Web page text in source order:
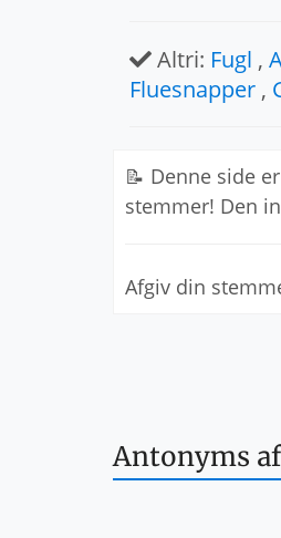
Altri: Fugl ,
Fluesnapper ,
📝 Denne side
stemmer! Den
Afgiv din
Antonyms